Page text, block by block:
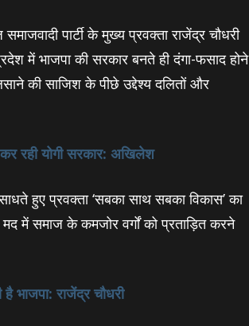
पार्टी के मुख्य प्रवक्‍ता राजेंद्र चौधरी
में भाजपा की सरकार बनते ही दंगा-फसाद होने
की साजिश के पीछे उद्देश्य दलितों और
रही योगी सरकार: अखिलेश
हुए प्रवक्‍ता ‘सबका साथ सबका विकास’ का
मद में समाज के कमजोर वर्गों को प्रताड़ित करने
भाजपा: राजेंद्र चौधरी